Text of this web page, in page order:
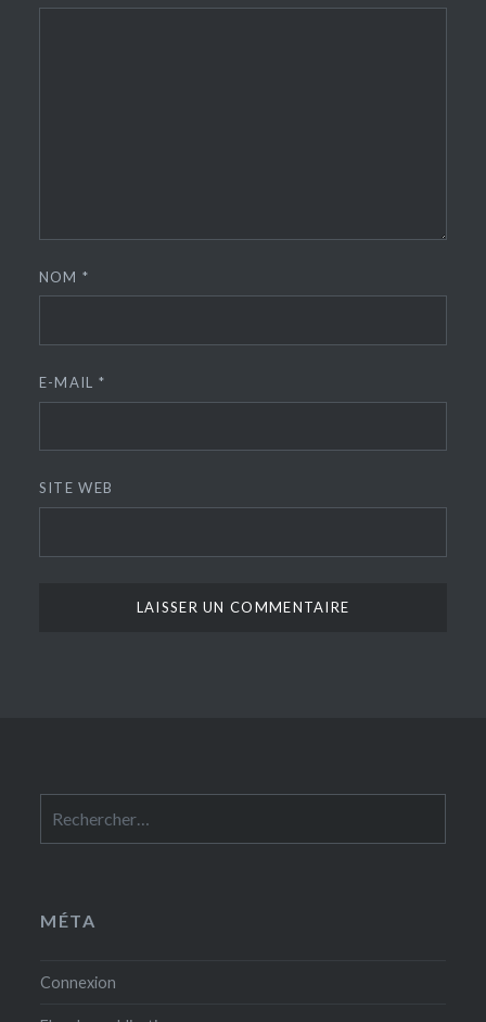
NOM*
E-MAIL *
SITE WEB
MÉTA
Connexion